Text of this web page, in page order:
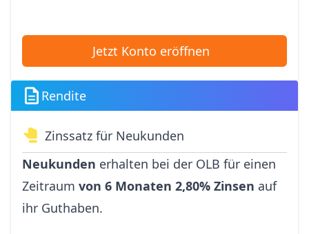
Jetzt Konto eröffnen
Rendite
Zinssatz für Neukunden
Neukunden erhalten bei der OLB für einen
Zeitraum von 6 Monaten 2,80% Zinsen auf
ihr Guthaben.